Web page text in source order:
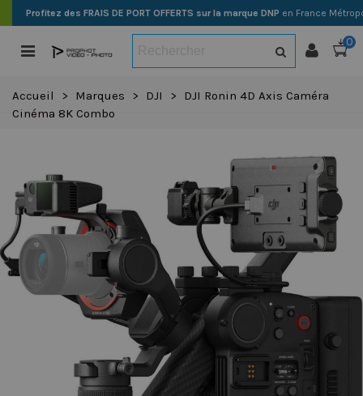
Profitez des FRAIS DE PORT OFFERTS sur la marque DNP en France
0
Accueil > Marques > DJI >
DJI Ronin 4D Axis Caméra
Cinéma 8K Combo